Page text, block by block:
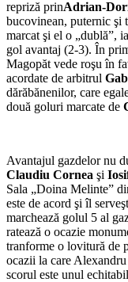
repriză prinAdrian-
bucovinean, puternic şi
marcat şi el o „dublă”,
gol avantaj (2-3). În
Magopăt vede roşu în
acordate de arbitrul
dărăbănenilor, care
două goluri marcate de
Avantajul gazdelor nu
Claudiu Cornea şi
Sala „Doina Melinte”
este de acord şi îl
marchează golul 5 al
ratează o ocazie
tranforme o lovitură de
ocazii la care
scorul este unul